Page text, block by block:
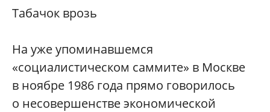
Табачок врозь
На уже упоминавшемся
«социалистическом саммите» в Москве
в ноябре 1986 года прямо говорилось
о несовершенстве экономической